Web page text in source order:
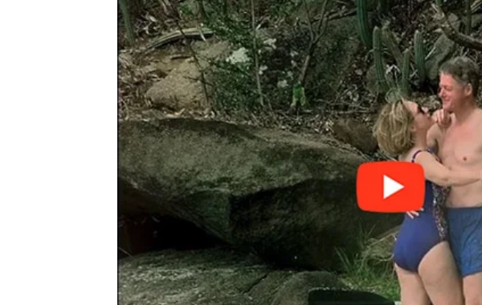
dilema, vraća im se osmeh. Upravo će sitnice u naredna tri
nečiji pogled, pažnja, iskren razgovor ili zagrljaj.
Blizanci će shvatiti da sreća ne dolazi uvek kroz velike spektakle,
primećeni i važni nekome.
LAV
Lavovima naredna 72 sata donose pravi mali životni procvat.
polako dolazi na svoje mesto. Univerzum će ih nagraditi za
su morali da budu jaki čak i kada im nije bilo lako.
Mnogi Lavovi dobiće lepe vesti vezane za posao, novac ili
Moguće je potpisivanje važnog dogovora ili razgovor koji otvara